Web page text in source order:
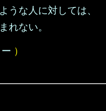
うな人に対しては、
れない。
）